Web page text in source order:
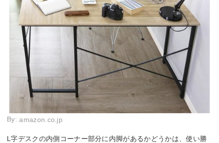
By:amazon.co.jp
L字デスクの内側コーナー部分に内脚があるかどうかは、使い勝